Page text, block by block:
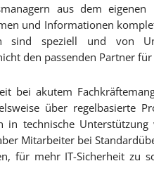
aus dem eigenen
und Informationen
sind speziell und von
den passenden Partner
bei akutem
über regelbasierte
in technische
Mitarbeiter bei
für mehr IT-Sicherheit zu